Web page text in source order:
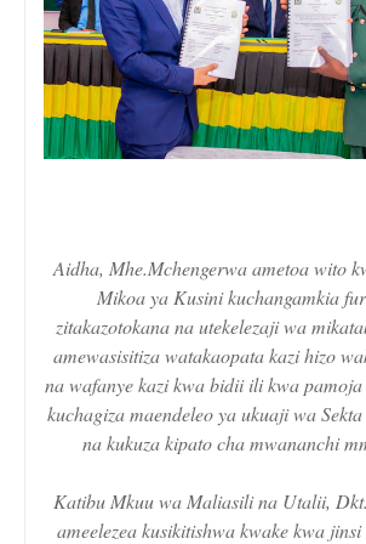
Aidha, Mhe.Mchengerwa ametoa wito
Mikoa ya Kusini kuchangamkia
zitakazotokana na utekelezaji wa
amewasisitiza watakaopata kazi hizo
na wafanye kazi kwa bidii ili kwa
kuchagiza maendeleo ya ukuaji wa
na kukuza kipato cha mwananchi
Katibu Mkuu wa Maliasili na Utalii,
ameelezea kusikitishwa kwake kwa